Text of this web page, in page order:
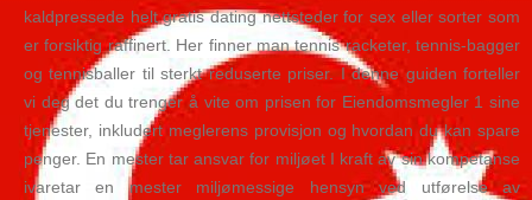
kaldpressede helt gratis dating nettsteder for sex eller sorter som
er forsiktig raffinert. Her finner man tennis racketer, tennis-bagger
og tennisballer til sterkt reduserte priser. I denne guiden forteller
vi deg det du trenger å vite om prisen for Eiendomsmegler 1 sine
tjenester, inkludert meglerens provisjon og hvordan du kan spare
penger. En mester tar ansvar for miljøet I kraft av sin kompetanse
ivaretar en mester miljømessige hensyn ved utførelse av